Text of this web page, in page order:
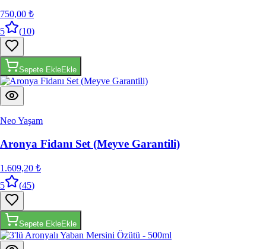
750,00 ₺
5
(10)
Sepete EkleEkle
Neo Yaşam
Aronya Fidanı Set (Meyve Garantili)
1.609,20 ₺
5
(45)
Sepete EkleEkle